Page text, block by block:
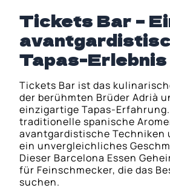
Tickets Bar –
Tapas-Erlebnis
Tickets Bar ist das
der berühmten Brüder Adrià
einzigartige Tapas-
traditionelle spanische
avantgardistische Techniken
ein unvergleichliches
Dieser Barcelona Essen
für Feinschmecker, die das
suchen.